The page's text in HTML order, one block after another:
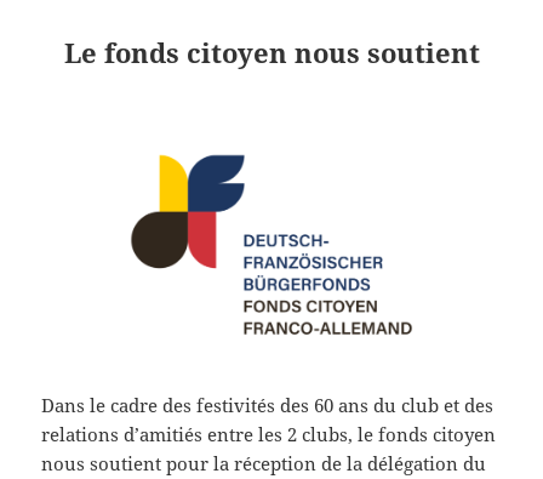
Le fonds citoyen nous soutient
Dans le cadre des festivités des 60 ans du club et des
relations d’amitiés entre les 2 clubs, le fonds citoyen
nous soutient pour la réception de la délégation du